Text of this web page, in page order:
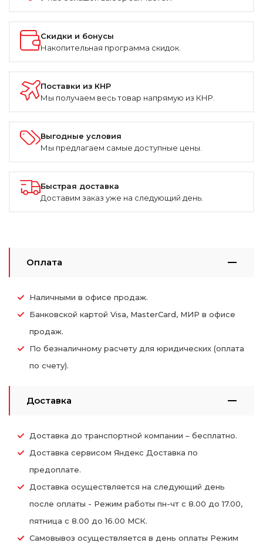
Скидки и бонусы
Накопительная программа скидок.
Поставки из КНР
Мы получаем весь товар напрямую из КНР.
Выгодные условия
Мы предлагаем самые доступные цены.
Быстрая доставка
Доставим заказ уже на следующий день.
Оплата
Наличными в офисе продаж.
Банковской картой Visa, MasterCard, МИР в офисе
продаж.
По безналичному расчету для юридических (оплата
по счету).
Доставка
Доставка до транспортной компании – бесплатно.
Доставка сервисом Яндекс Доставка по
предоплате.
Доставка осуществляется на следующий день
после оплаты - Режим работы пн-чт с 8.00 до 17.00,
пятница с 8.00 до 16.00 МСК.
Самовывоз осуществляется в день оплаты Режим